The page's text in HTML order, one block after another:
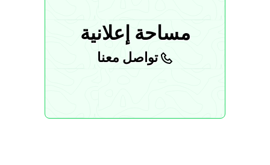
مساحة إعلانية
تواصل معنا